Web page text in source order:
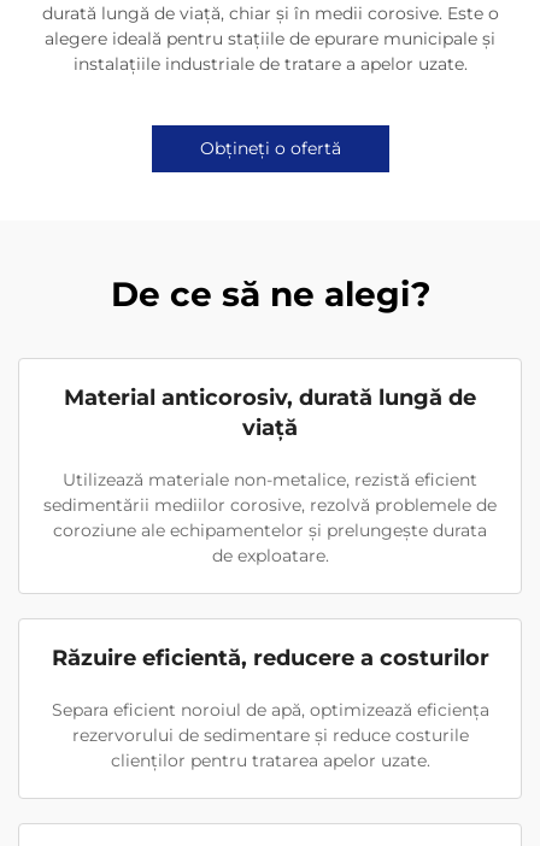
durată lungă de viață, chiar și în medii corosive. Este o
alegere ideală pentru stațiile de epurare municipale și
instalațiile industriale de tratare a apelor uzate.
Obțineți o ofertă
De ce să ne alegi?
Material anticorosiv, durată lungă de
viață
Utilizează materiale non-metalice, rezistă eficient
sedimentării mediilor corosive, rezolvă problemele de
coroziune ale echipamentelor și prelungește durata
de exploatare.
Răzuire eficientă, reducere a costurilor
Separa eficient noroiul de apă, optimizează eficiența
rezervorului de sedimentare și reduce costurile
clienților pentru tratarea apelor uzate.